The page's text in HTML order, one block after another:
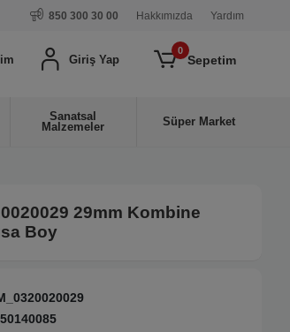
850 300 30 00 Hakkımızda Yardım
Giriş Yap
0
Sepetim
Sanatsal
Malzemeler
Süper Market
29mm Kombine
Boy